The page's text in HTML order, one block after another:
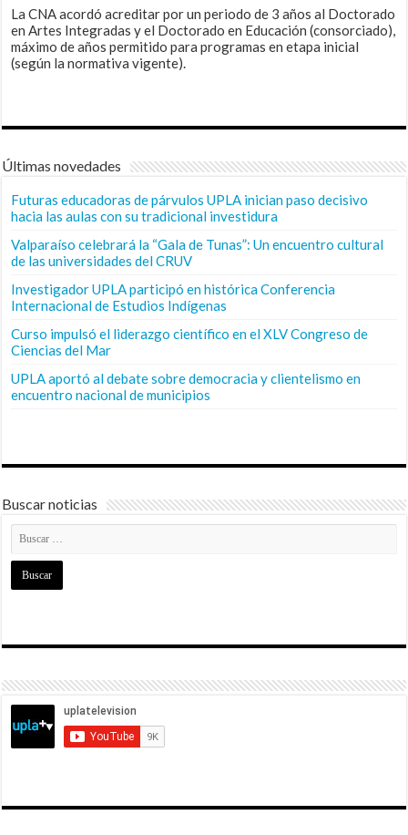
La CNA acordó acreditar por un periodo de 3 años al Doctorado
en Artes Integradas y el Doctorado en Educación (consorciado),
máximo de años permitido para programas en etapa inicial
(según la normativa vigente).
Últimas novedades
Futuras educadoras de párvulos UPLA inician paso decisivo
hacia las aulas con su tradicional investidura
Valparaíso celebrará la “Gala de Tunas”: Un encuentro cultural
de las universidades del CRUV
Investigador UPLA participó en histórica Conferencia
Internacional de Estudios Indígenas
Curso impulsó el liderazgo científico en el XLV Congreso de
Ciencias del Mar
UPLA aportó al debate sobre democracia y clientelismo en
encuentro nacional de municipios
Buscar noticias